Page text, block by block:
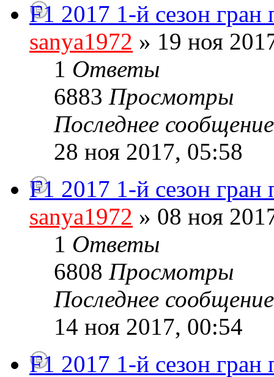
F1 2017 1-й сезон
sanya1972 » 19 ноя
1 Ответы
6883 Просмотры
Последнее
28 ноя 2017, 05:58
F1 2017 1-й сезон
sanya1972 » 08 ноя
1 Ответы
6808 Просмотры
Последнее
14 ноя 2017, 00:54
F1 2017 1-й сезон